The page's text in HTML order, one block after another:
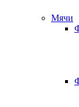
Мячи